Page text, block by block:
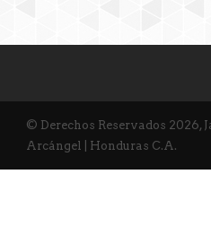
© Derechos Reservados 2026,
Arcángel | Honduras C.A.